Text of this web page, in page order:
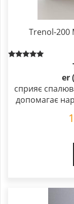
Trenol-200
er
сприяє
допомагає